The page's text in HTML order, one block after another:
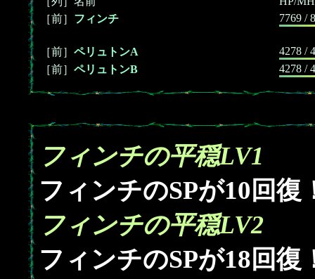
［前］ フィンチ 7769 /
［前］ ペリュトンA
4278 /
［前］ ペリュトンB 4278 /
フィンチの平穏LV1
フィンチのSPが10 回復
フィンチの平穏LV2
フィンチのSPが18 回復